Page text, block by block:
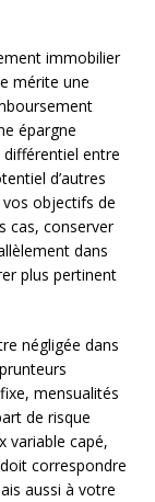
immobilier
mérite une
épargne
entre
d’autres
objectifs de
cas, conserver
dans
plus pertinent
négligée dans
mensualités
de risque
variable capé,
correspondre
aussi à votre